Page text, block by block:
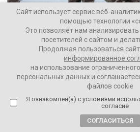
Реальна ли война с НАТО из-за
26564
1 год назад
Александр Колпакиди:
некому будет
Сайт использует сервис веб-
помощью технологии
Это позволяет нам
посетителей с сайтом и
Продолжая пользоваться
информированное
на использование
персональных данных и
файлов cookie
Я ознакомлен(а) с условиями
согласие
СОГЛАСИТЬСЯ